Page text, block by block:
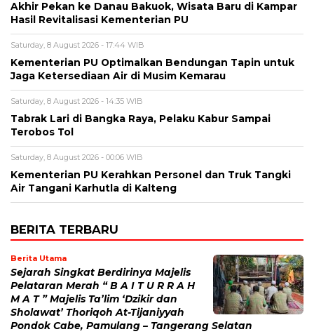
Akhir Pekan ke Danau Bakuok, Wisata Baru di Kampar
Hasil Revitalisasi Kementerian PU
Saturday, 8 August 2026 - 17:44 WIB
Kementerian PU Optimalkan Bendungan Tapin untuk
Jaga Ketersediaan Air di Musim Kemarau
Saturday, 8 August 2026 - 14:35 WIB
Tabrak Lari di Bangka Raya, Pelaku Kabur Sampai
Terobos Tol
Saturday, 8 August 2026 - 00:06 WIB
Kementerian PU Kerahkan Personel dan Truk Tangki
Air Tangani Karhutla di Kalteng
BERITA TERBARU
Berita Utama
Sejarah Singkat Berdirinya Majelis
Pelataran Merah “ B A I T U R R A H
M A T ” Majelis Ta’lim ‘Dzikir dan
Sholawat’ Thoriqoh At-Tijaniyyah
Pondok Cabe, Pamulang – Tangerang Selatan